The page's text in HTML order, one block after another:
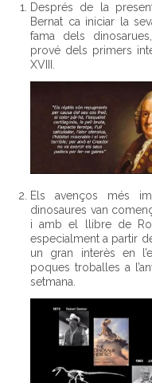
Després de la
Bernat ca iniciar la
fama dels
prové dels primers
XVIII.
Els avenços més
dinosaures van
i amb el llibre de
especialment a partir
un gran interès en
poques troballes a
setmana.